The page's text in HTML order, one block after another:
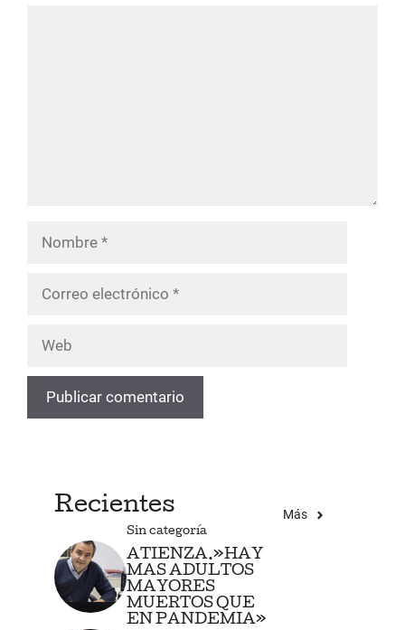
Nombre
Recientes Más
Sin categoría
ATIENZA.»HAY
MAS ADULTOS
MAYORES
MUERTOS QUE
EN PANDEMIA»